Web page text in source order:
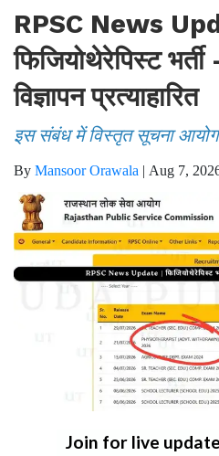
RPSC News
फिजियोथेरेपिस्ट
विज्ञापन प्रत्याहारित
इस संबंध में विस्तृत सूचना
By Mansoor Orawala | Aug 7,
Join for live